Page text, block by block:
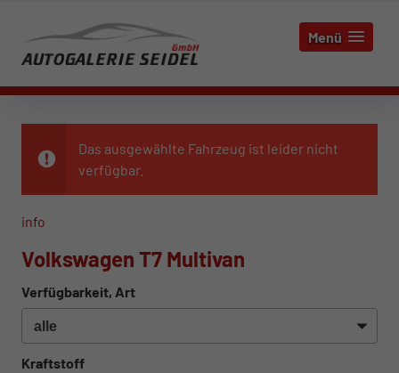
Menü
Das ausgewählte Fahrzeug ist leider nicht
verfügbar.
info
Volkswagen T7 Multivan
Verfügbarkeit, Art
Kraftstoff